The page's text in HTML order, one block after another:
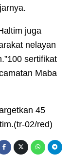
juga
nelayan
sertifikat
Maba
45
02/red)